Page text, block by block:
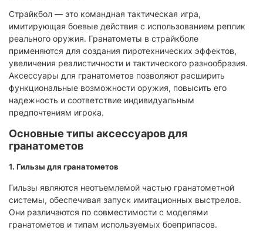
Страйкбол — это командная тактическая игра,
имитирующая боевые действия с использованием реплик
реального оружия. Гранатометы в страйкболе
применяются для создания пиротехнических эффектов,
увеличения реалистичности и тактического разнообразия.
Аксессуары для гранатометов позволяют расширить
функциональные возможности оружия, повысить его
надежность и соответствие индивидуальным
предпочтениям игрока.​
Основные типы аксессуаров для
гранатометов
1. Гильзы для гранатометов
Гильзы являются неотъемлемой частью гранатометной
системы, обеспечивая запуск имитационных выстрелов.
Они различаются по совместимости с моделями
гранатометов и типам используемых боеприпасов.​